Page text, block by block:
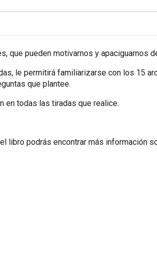
que pueden motivarnos y apaciguarnos
le permitirá familiarizarse con los 15
que plantee.
en todas las tiradas que realice.
libro podrás encontrar más información